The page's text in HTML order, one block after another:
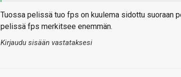
Tuossa pelissä tuo fps on kuulema sidottu suoraan
pelissä fps merkitsee enemmän.
Kirjaudu sisään vastataksesi